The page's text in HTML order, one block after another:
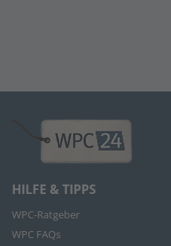
HILFE & TIPPS
WPC-Ratgeber
WPC FAQs